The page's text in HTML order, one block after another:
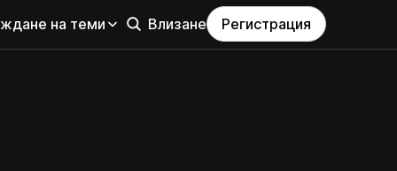
на теми Влизане Регистрация